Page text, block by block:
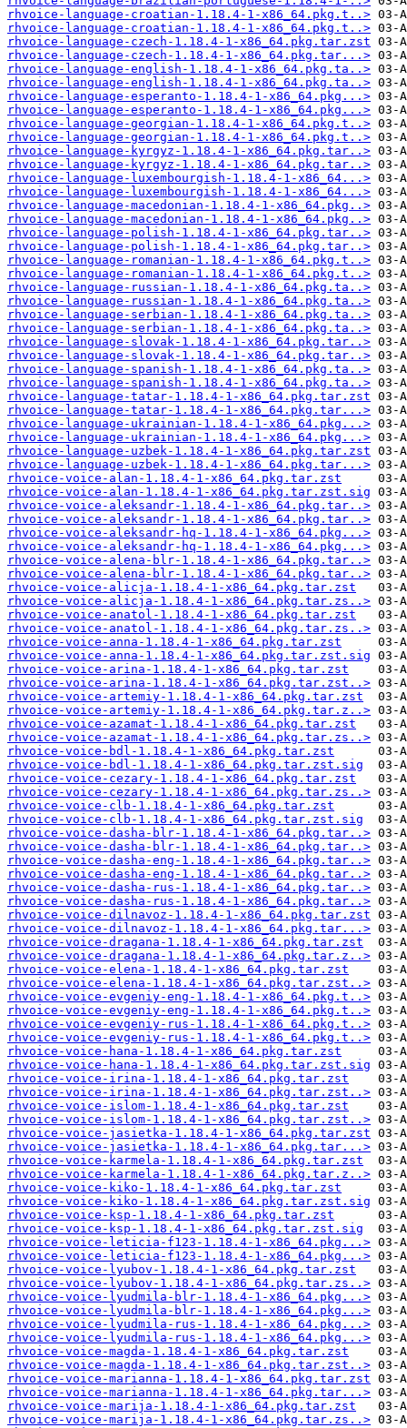
rhvoice-language-croatian-1.18.4-1-x86_64.pkg.t..>
rhvoice-language-croatian-1.18.4-1-x86_64.pkg.t..>
rhvoice-language-czech-1.18.4-1-x86_64.pkg.tar.zst
rhvoice-language-czech-1.18.4-1-x86_64.pkg.tar...>
rhvoice-language-english-1.18.4-1-x86_64.pkg.ta..>
rhvoice-language-english-1.18.4-1-x86_64.pkg.ta..>
rhvoice-language-esperanto-1.18.4-1-x86_64.pkg...>
rhvoice-language-esperanto-1.18.4-1-x86_64.pkg...>
rhvoice-language-georgian-1.18.4-1-x86_64.pkg.t..>
rhvoice-language-georgian-1.18.4-1-x86_64.pkg.t..>
rhvoice-language-kyrgyz-1.18.4-1-x86_64.pkg.tar..>
rhvoice-language-kyrgyz-1.18.4-1-x86_64.pkg.tar..>
rhvoice-language-luxembourgish-1.18.4-1-x86_64...>
rhvoice-language-luxembourgish-1.18.4-1-x86_64...>
rhvoice-language-macedonian-1.18.4-1-x86_64.pkg..>
rhvoice-language-macedonian-1.18.4-1-x86_64.pkg..>
rhvoice-language-polish-1.18.4-1-x86_64.pkg.tar..>
rhvoice-language-polish-1.18.4-1-x86_64.pkg.tar..>
rhvoice-language-romanian-1.18.4-1-x86_64.pkg.t..>
rhvoice-language-romanian-1.18.4-1-x86_64.pkg.t..>
rhvoice-language-russian-1.18.4-1-x86_64.pkg.ta..>
rhvoice-language-russian-1.18.4-1-x86_64.pkg.ta..>
rhvoice-language-serbian-1.18.4-1-x86_64.pkg.ta..>
rhvoice-language-serbian-1.18.4-1-x86_64.pkg.ta..>
rhvoice-language-slovak-1.18.4-1-x86_64.pkg.tar..>
rhvoice-language-slovak-1.18.4-1-x86_64.pkg.tar..>
rhvoice-language-spanish-1.18.4-1-x86_64.pkg.ta..>
rhvoice-language-spanish-1.18.4-1-x86_64.pkg.ta..>
rhvoice-language-tatar-1.18.4-1-x86_64.pkg.tar.zst
rhvoice-language-tatar-1.18.4-1-x86_64.pkg.tar...>
rhvoice-language-ukrainian-1.18.4-1-x86_64.pkg...>
rhvoice-language-ukrainian-1.18.4-1-x86_64.pkg...>
rhvoice-language-uzbek-1.18.4-1-x86_64.pkg.tar.zst
rhvoice-language-uzbek-1.18.4-1-x86_64.pkg.tar...>
rhvoice-voice-alan-1.18.4-1-x86_64.pkg.tar.zst
rhvoice-voice-alan-1.18.4-1-x86_64.pkg.tar.zst.sig
rhvoice-voice-aleksandr-1.18.4-1-x86_64.pkg.tar..>
rhvoice-voice-aleksandr-1.18.4-1-x86_64.pkg.tar..>
rhvoice-voice-aleksandr-hq-1.18.4-1-x86_64.pkg...>
rhvoice-voice-aleksandr-hq-1.18.4-1-x86_64.pkg...>
rhvoice-voice-alena-blr-1.18.4-1-x86_64.pkg.tar..>
rhvoice-voice-alena-blr-1.18.4-1-x86_64.pkg.tar..>
rhvoice-voice-alicja-1.18.4-1-x86_64.pkg.tar.zst
rhvoice-voice-alicja-1.18.4-1-x86_64.pkg.tar.zs..>
rhvoice-voice-anatol-1.18.4-1-x86_64.pkg.tar.zst
rhvoice-voice-anatol-1.18.4-1-x86_64.pkg.tar.zs..>
rhvoice-voice-anna-1.18.4-1-x86_64.pkg.tar.zst
rhvoice-voice-anna-1.18.4-1-x86_64.pkg.tar.zst.sig
rhvoice-voice-arina-1.18.4-1-x86_64.pkg.tar.zst
rhvoice-voice-arina-1.18.4-1-x86_64.pkg.tar.zst..>
rhvoice-voice-artemiy-1.18.4-1-x86_64.pkg.tar.zst
rhvoice-voice-artemiy-1.18.4-1-x86_64.pkg.tar.z..>
rhvoice-voice-azamat-1.18.4-1-x86_64.pkg.tar.zst
rhvoice-voice-azamat-1.18.4-1-x86_64.pkg.tar.zs..>
rhvoice-voice-bdl-1.18.4-1-x86_64.pkg.tar.zst
rhvoice-voice-bdl-1.18.4-1-x86_64.pkg.tar.zst.sig
rhvoice-voice-cezary-1.18.4-1-x86_64.pkg.tar.zst
rhvoice-voice-cezary-1.18.4-1-x86_64.pkg.tar.zs..>
rhvoice-voice-clb-1.18.4-1-x86_64.pkg.tar.zst
rhvoice-voice-clb-1.18.4-1-x86_64.pkg.tar.zst.sig
rhvoice-voice-dasha-blr-1.18.4-1-x86_64.pkg.tar..>
rhvoice-voice-dasha-blr-1.18.4-1-x86_64.pkg.tar..>
rhvoice-voice-dasha-eng-1.18.4-1-x86_64.pkg.tar..>
rhvoice-voice-dasha-eng-1.18.4-1-x86_64.pkg.tar..>
rhvoice-voice-dasha-rus-1.18.4-1-x86_64.pkg.tar..>
rhvoice-voice-dasha-rus-1.18.4-1-x86_64.pkg.tar..>
rhvoice-voice-dilnavoz-1.18.4-1-x86_64.pkg.tar.zst
rhvoice-voice-dilnavoz-1.18.4-1-x86_64.pkg.tar...>
rhvoice-voice-dragana-1.18.4-1-x86_64.pkg.tar.zst
rhvoice-voice-dragana-1.18.4-1-x86_64.pkg.tar.z..>
rhvoice-voice-elena-1.18.4-1-x86_64.pkg.tar.zst
rhvoice-voice-elena-1.18.4-1-x86_64.pkg.tar.zst..>
rhvoice-voice-evgeniy-eng-1.18.4-1-x86_64.pkg.t..>
rhvoice-voice-evgeniy-eng-1.18.4-1-x86_64.pkg.t..>
rhvoice-voice-evgeniy-rus-1.18.4-1-x86_64.pkg.t..>
rhvoice-voice-evgeniy-rus-1.18.4-1-x86_64.pkg.t..>
rhvoice-voice-hana-1.18.4-1-x86_64.pkg.tar.zst
rhvoice-voice-hana-1.18.4-1-x86_64.pkg.tar.zst.sig
rhvoice-voice-irina-1.18.4-1-x86_64.pkg.tar.zst
rhvoice-voice-irina-1.18.4-1-x86_64.pkg.tar.zst..>
rhvoice-voice-islom-1.18.4-1-x86_64.pkg.tar.zst
rhvoice-voice-islom-1.18.4-1-x86_64.pkg.tar.zst..>
rhvoice-voice-jasietka-1.18.4-1-x86_64.pkg.tar.zst
rhvoice-voice-jasietka-1.18.4-1-x86_64.pkg.tar...>
rhvoice-voice-karmela-1.18.4-1-x86_64.pkg.tar.zst
rhvoice-voice-karmela-1.18.4-1-x86_64.pkg.tar.z..>
rhvoice-voice-kiko-1.18.4-1-x86_64.pkg.tar.zst
rhvoice-voice-kiko-1.18.4-1-x86_64.pkg.tar.zst.sig
rhvoice-voice-ksp-1.18.4-1-x86_64.pkg.tar.zst
rhvoice-voice-ksp-1.18.4-1-x86_64.pkg.tar.zst.sig
rhvoice-voice-leticia-f123-1.18.4-1-x86_64.pkg...>
rhvoice-voice-leticia-f123-1.18.4-1-x86_64.pkg...>
rhvoice-voice-lyubov-1.18.4-1-x86_64.pkg.tar.zst
rhvoice-voice-lyubov-1.18.4-1-x86_64.pkg.tar.zs..>
rhvoice-voice-lyudmila-blr-1.18.4-1-x86_64.pkg...>
rhvoice-voice-lyudmila-blr-1.18.4-1-x86_64.pkg...>
rhvoice-voice-lyudmila-rus-1.18.4-1-x86_64.pkg...>
rhvoice-voice-lyudmila-rus-1.18.4-1-x86_64.pkg...>
rhvoice-voice-magda-1.18.4-1-x86_64.pkg.tar.zst
rhvoice-voice-magda-1.18.4-1-x86_64.pkg.tar.zst..>
rhvoice-voice-marianna-1.18.4-1-x86_64.pkg.tar.zst
rhvoice-voice-marianna-1.18.4-1-x86_64.pkg.tar...>
rhvoice-voice-marija-1.18.4-1-x86_64.pkg.tar.zst
rhvoice-voice-marija-1.18.4-1-x86_64.pkg.tar.zs..>